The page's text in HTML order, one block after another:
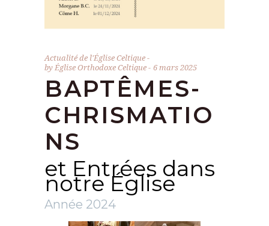
Actualité de l'Église Celtique
byÉglise Orthodoxe Celtique 6 mars 2025
BAPTÊMES-
CHRISMATIO
NS
et Entrées dans
notre Église
Année 2024